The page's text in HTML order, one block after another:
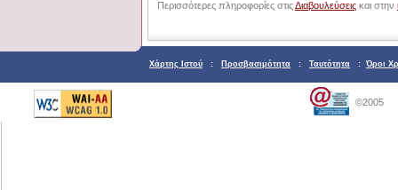
Περισσότερες πληροφορίες στιςΔιαβουλεύσεις και στην
Χάρτης Ιστού : Προσβασιμότητα : Ταυτότητα : Όροι
©2005